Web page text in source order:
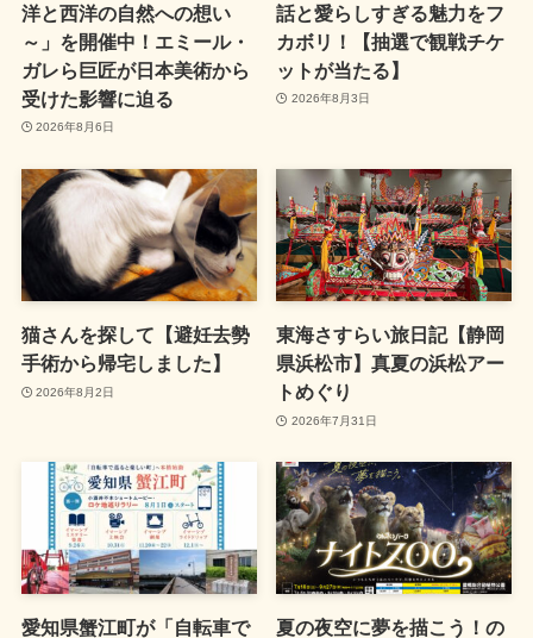
洋と西洋の自然への想い
～」を開催中！エミール・
ガレら巨匠が日本美術から
受けた影響に迫る
2026年8月6日
話と愛らしすぎる魅力をフ
カボリ！【抽選で観戦チケ
ットが当たる】
2026年8月3日
猫さんを探して【避妊去勢
手術から帰宅しました】
2026年8月2日
東海さすらい旅日記【静岡
県浜松市】真夏の浜松アー
トめぐり
2026年7月31日
愛知県蟹江町が「自転車で 夏の夜空に夢を描こう！の